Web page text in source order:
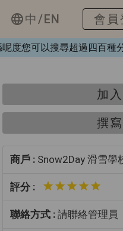
可以搜尋超過四百種分
中/EN 會員
加
撰
商戶 : Snow2Day 滑雪學
評分 :
聯絡方式 : 請聯絡管理員